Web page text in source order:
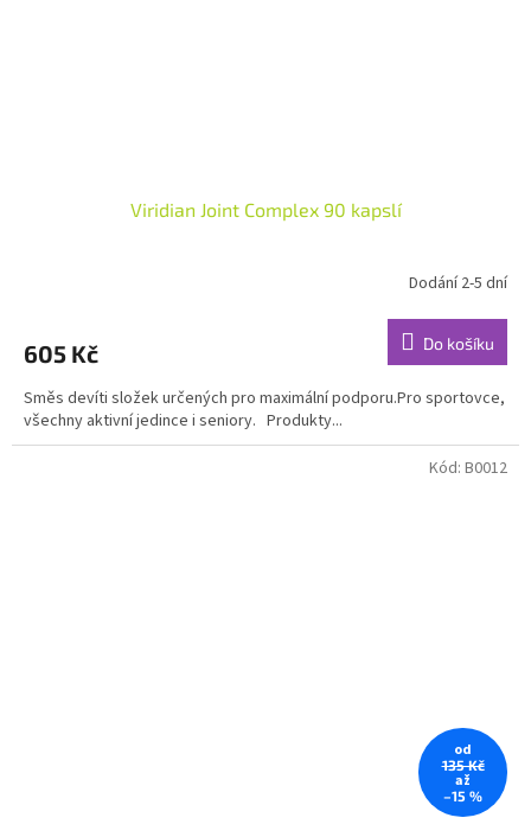
Viridian Joint Complex 90 kapslí
je
z
5
hvězdiček.
Dodání 2-5 dní
605 Kč Do košíku
Směs devíti složek určených pro maximální podporu.Pro sportovce,
všechny aktivní jedince i seniory. Produkty...
od
135 Kč
až
–15 %
Kód: B0012